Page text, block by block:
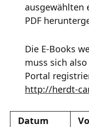
ausgewählten
PDF
Die E-Books
muss sich
Portal
http://herdt-
Datum